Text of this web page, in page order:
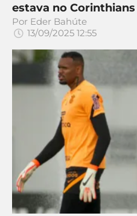
estava no Corinthians
Por Eder Bahúte
13/09/2025 12:55